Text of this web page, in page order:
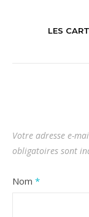
LES
Votre adresse e-
obligatoires sont
Nom *